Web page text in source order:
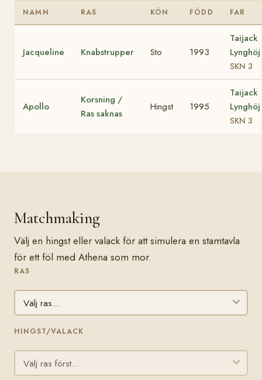
NAMN RAS KÖN FÖDD FAR
Jacqueline Knabstrupper Sto 1993
Taijack
Lynghöj
SKN 3
Apollo
Korsning /
Ras saknas
Hingst 1995
Taijack
Lynghöj
SKN 3
Matchmaking
Välj en hingst eller valack för att simulera en stamtavla
för ett föl med Athena som mor.
RAS
HINGST/VALACK